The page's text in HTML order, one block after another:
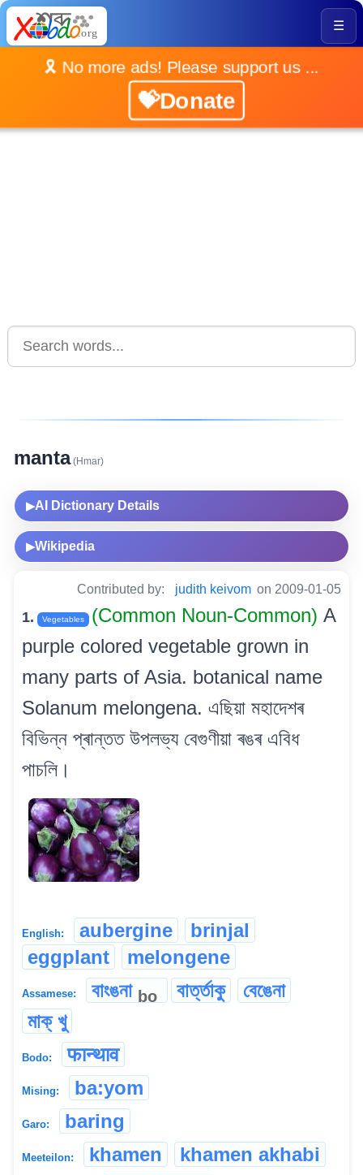
☰
🎗️ No more ads! Please support us ...
💝Donate
manta(Hmar)
▶AI Dictionary Details
▶Wikipedia
Contributed by: judith keivom on 2009-01-05
1. Vegetables (Common Noun-Common) A
purple colored vegetable grown in
many parts of Asia. botanical name
Solanum melongena. এছিয়া মহাদেশৰ
বিভিন্ন প্ৰান্তত উপলভ্য বেগুণীয়া ৰঙৰ এবিধ
পাচলি।
English: aubergine
brinjal
eggplant
melongene
Assamese: বাংঙনা bo বাৰ্ত্তাকু
বেঙেনা
মাক্ খু
Bodo: फान्थाव
Mising: ba:yom
Garo: baring
Meeteilon: khamen khamen akhabi